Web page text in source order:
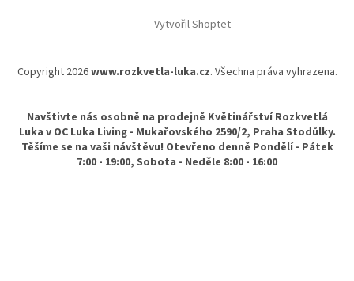
d
í
p
v
k
y
v
Vytvořil Shoptet
Copyright 2026www.rozkvetla-luka.cz. Všechna práva vyhrazena.
Navštivte nás osobně na prodejně Květinářství Rozkvetlá
Luka v OC Luka Living - Mukařovského 2590/2, Praha Stodůlky.
Těšíme se na vaši návštěvu! Otevřeno denně Pondělí - Pátek
7:00 - 19:00, Sobota - Neděle 8:00 - 16:00